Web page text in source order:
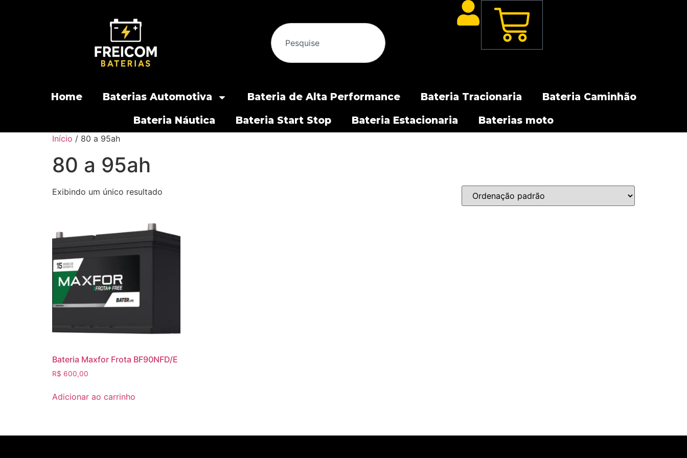
Home Baterias Automotiva Bateria de Alta Performance Bateria Tracionaria
Bateria Caminhão
Bateria Náutica
Bateria Start Stop Bateria Estacionaria Baterias moto
Início / 80 a 95ah
80 a 95ah
Exibindo um único resultado
Bateria Maxfor Frota BF90NFD/E
R$ 600,00
Adicionar ao carrinho